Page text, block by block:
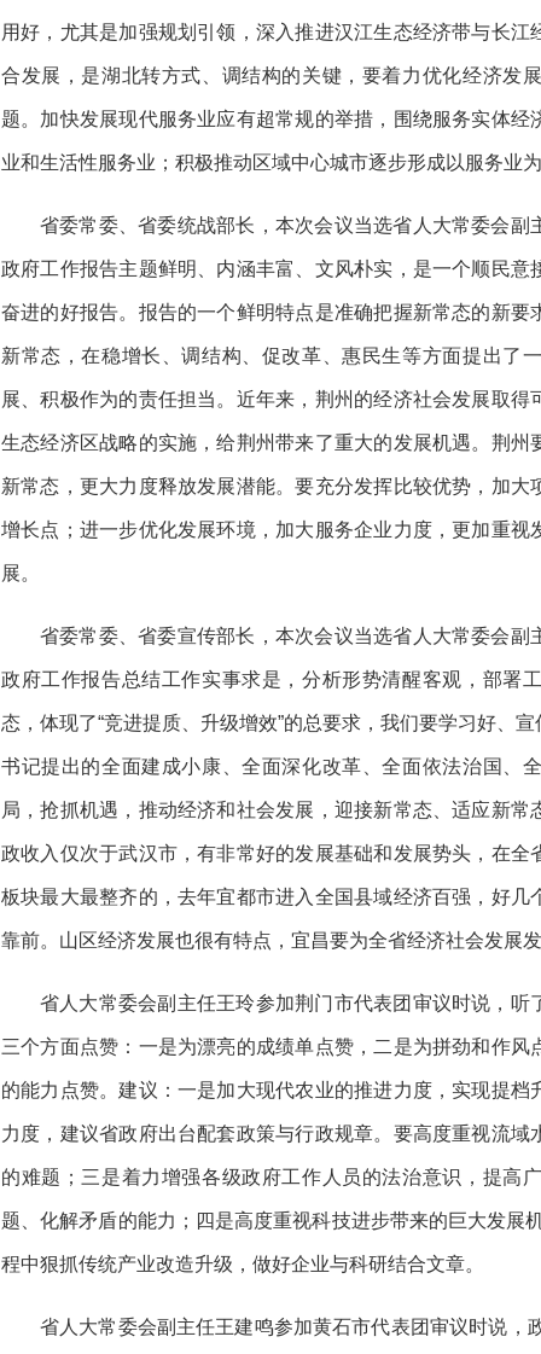
用好，尤其是加强规划引领，深入推进汉江生态经济带与长
合发展，是湖北转方式、调结构的关键，要着力优化经济发
题。加快发展现代服务业应有超常规的举措，围绕服务实体
业和生活性服务业；积极推动区域中心城市逐步形成以服务业
省委常委、省委统战部长，本次会议当选省人大常委会
政府工作报告主题鲜明、内涵丰富、文风朴实，是一个顺民
奋进的好报告。报告的一个鲜明特点是准确把握新常态的新
新常态，在稳增长、调结构、促改革、惠民生等方面提出了
展、积极作为的责任担当。近年来，荆州的经济社会发展取
生态经济区战略的实施，给荆州带来了重大的发展机遇。荆
新常态，更大力度释放发展潜能。要充分发挥比较优势，加
增长点；进一步优化发展环境，加大服务企业力度，更加重
展。
省委常委、省委宣传部长，本次会议当选省人大常委会
政府工作报告总结工作实事求是，分析形势清醒客观，部署
态，体现了“竞进提质、升级增效”的总要求，我们要学习好、
书记提出的全面建成小康、全面深化改革、全面依法治国、
局，抢抓机遇，推动经济和社会发展，迎接新常态、适应新
政收入仅次于武汉市，有非常好的发展基础和发展势头，在
板块最大最整齐的，去年宜都市进入全国县域经济百强，好
靠前。山区经济发展也很有特点，宜昌要为全省经济社会发展
省人大常委会副主任王玲参加荆门市代表团审议时说，
三个方面点赞：一是为漂亮的成绩单点赞，二是为拼劲和作
的能力点赞。建议：一是加大现代农业的推进力度，实现提
力度，建议省政府出台配套政策与行政规章。要高度重视流
的难题；三是着力增强各级政府工作人员的法治意识，提高
题、化解矛盾的能力；四是高度重视科技进步带来的巨大发展
程中狠抓传统产业改造升级，做好企业与科研结合文章。
省人大常委会副主任王建鸣参加黄石市代表团审议时说，